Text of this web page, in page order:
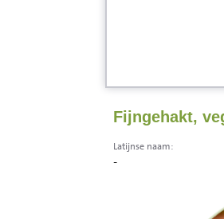
Fijngehakt,
Latijnse naam:
-